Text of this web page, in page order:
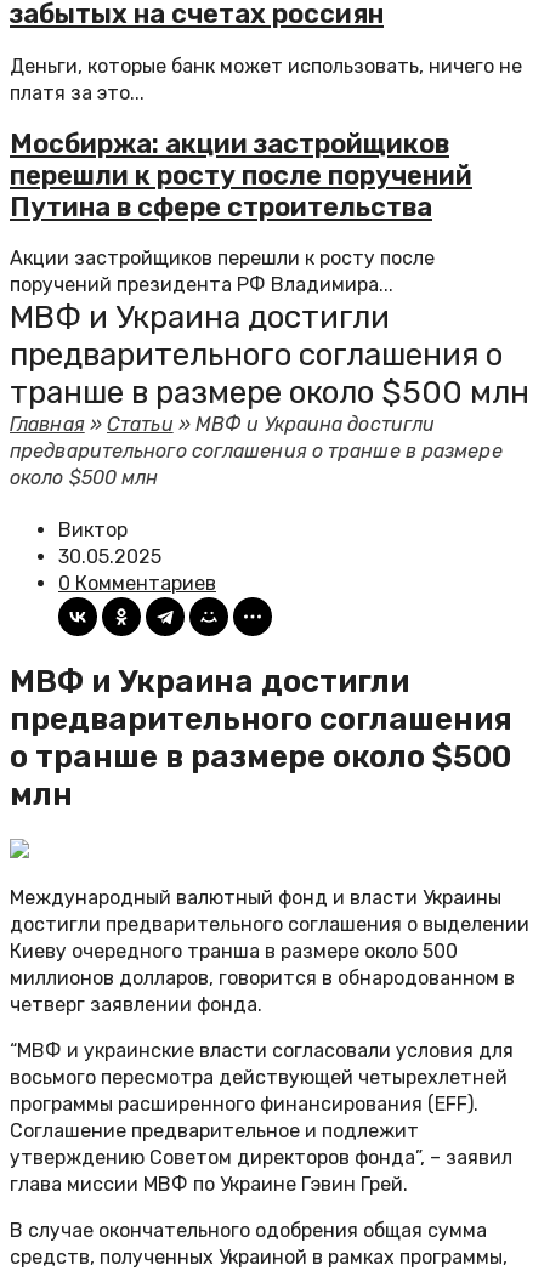
забытых на счетах россиян
Деньги, которые банк может использовать, ничего не
платя за это...
Мосбиржа: акции застройщиков
перешли к росту после поручений
Путина в сфере строительства
Акции застройщиков перешли к росту после
поручений президента РФ Владимира...
МВФ и Украина достигли
предварительного соглашения о
транше в размере около $500 млн
Главная»Статьи » МВФ и Украина достигли
предварительного соглашения о транше в размере
около $500 млн
Виктор
30.05.2025
0 Комментариев
МВФ и Украина достигли
предварительного соглашения
о транше в размере около $500
млн
Международный валютный фонд и власти Украины
достигли предварительного соглашения о выделении
Киеву очередного транша в размере около 500
миллионов долларов, говорится в обнародованном в
четверг заявлении фонда.
“МВФ и украинские власти согласовали условия для
восьмого пересмотра действующей четырехлетней
программы расширенного финансирования (EFF).
Соглашение предварительное и подлежит
утверждению Советом директоров фонда”, – заявил
глава миссии МВФ по Украине Гэвин Грей.
В случае окончательного одобрения общая сумма
средств, полученных Украиной в рамках программы,